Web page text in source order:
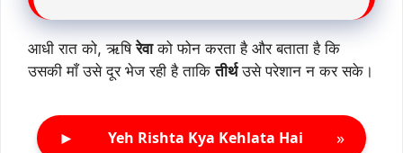
आधी रात को, ऋषिरेवाको फोन करता है और बताता है कि
उसकी माँ उसे दूर भेज रही है ताकितीर्थउसे परेशान न कर सके।
► Yeh Rishta Kya Kehlata Hai »